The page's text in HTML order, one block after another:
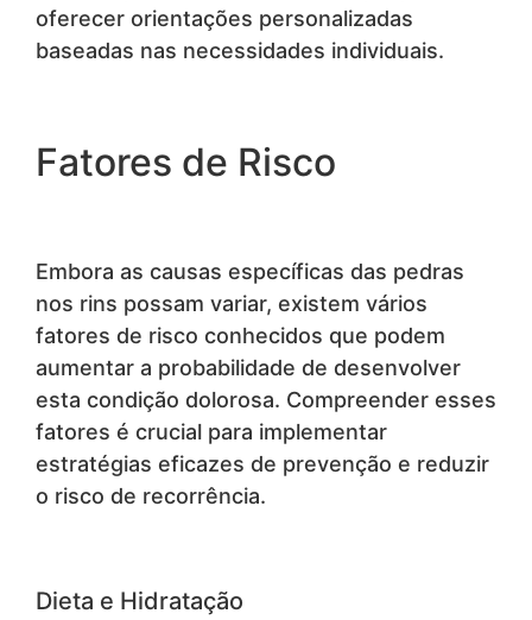
oferecer orientações personalizadas
baseadas nas necessidades individuais.
Fatores de Risco
Embora as causas específicas das pedras
nos rins possam variar, existem vários
fatores de risco conhecidos que podem
aumentar a probabilidade de desenvolver
esta condição dolorosa. Compreender esses
fatores é crucial para implementar
estratégias eficazes de prevenção e reduzir
o risco de recorrência.
Dieta e Hidratação